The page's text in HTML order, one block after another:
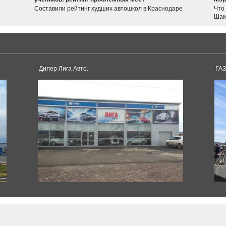
Model 3
Model S
Toyota
Supra
Land Cruiser
Corolla
Avensis
Land Cruiser Prado
RAV4
Haval
Duster
Logan
Sandero
Pagani
Составили рейтинг худших автошкол в Краснодаре
Что
Дилер Лига Авто.